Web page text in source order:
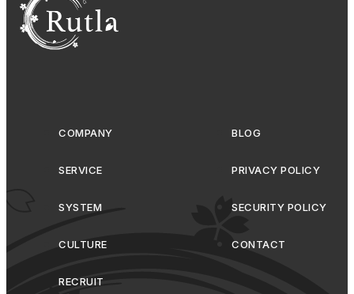
COMPANY
SERVICE
SYSTEM
CULTURE
RECRUIT
BLOG
PRIVACY POLICY
SECURITY POLICY
CONTACT